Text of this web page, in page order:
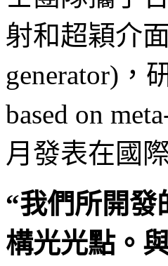
射和超穎介
generator)，
based on
月發表在國
“我們所開發
構光光點。